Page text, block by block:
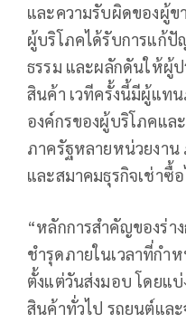
และความรับผิดของผู้
ผู้บริโภคได้รับการแก้
ธรรม และผลักดันให้
สินค้า เวทีครั้งนี้มีผู้แท
องค์กรของผู้บริโภคแ
ภาครัฐหลายหน่วยงา
และสมาคมธุรกิจเช่าซื้
“หลักการสำคัญของร่
ชำรุดภายในเวลาที่กำ
ตั้งแต่วันส่งมอบ โดยแ
สินค้าทั่วไป รถยนต์แล